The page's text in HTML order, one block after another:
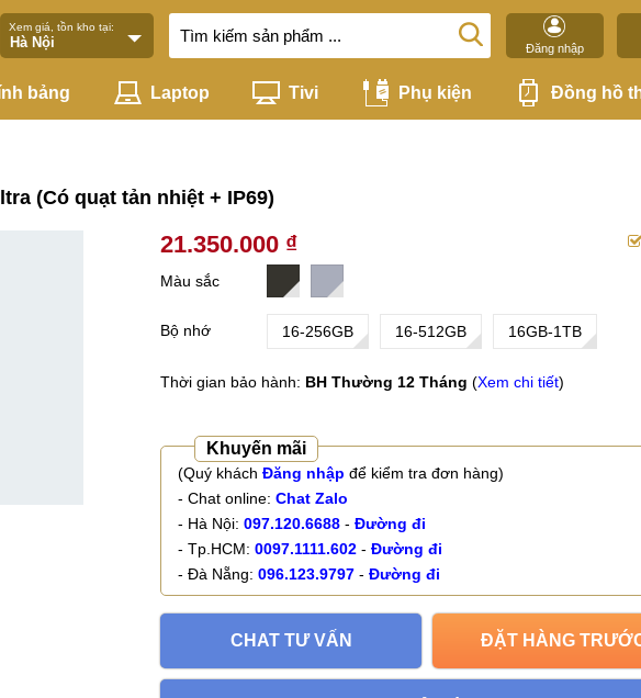
Xem giá, tồn kho tại:
Đăng nhập
bảng Laptop Tivi Phụ kiện Đồng hồ
(Có quạt tản nhiệt + IP69)
21.350.000 ₫
Màu sắc
Bộ nhớ 16-256GB 16-512GB 16GB-1TB
Thời gian bảo hành: BH Thường 12 Tháng (Xem chi tiết)
Khuyến mãi
(Quý khách Đăng nhập để kiểm tra đơn hàng)
- Chat online: Chat Zalo
- Hà Nội: 097.120.6688 - Đường đi
- Tp.HCM: 0097.1111.602 - Đường đi
- Đà Nẵng: 096.123.9797 - Đường đi
CHAT TƯ VẤN ĐẶT HÀNG